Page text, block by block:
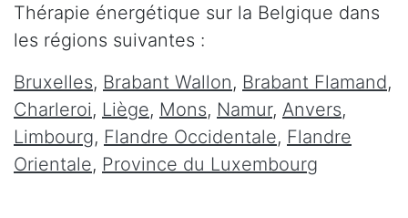
Thérapie énergétique sur la Belgique dans
les régions suivantes :
Bruxelles, Brabant Wallon, Brabant Flamand,
Charleroi, Liège, Mons, Namur, Anvers,
Limbourg, Flandre Occidentale, Flandre
Orientale, Province du Luxembourg